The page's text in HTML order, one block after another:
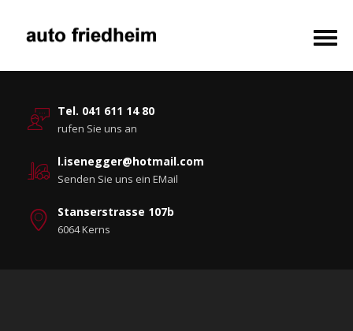
Tel. 041 611 14 80
rufen Sie uns an
l.isenegger@hotmail.com
Senden Sie uns ein EMail
Stanserstrasse 107b
6064 Kerns